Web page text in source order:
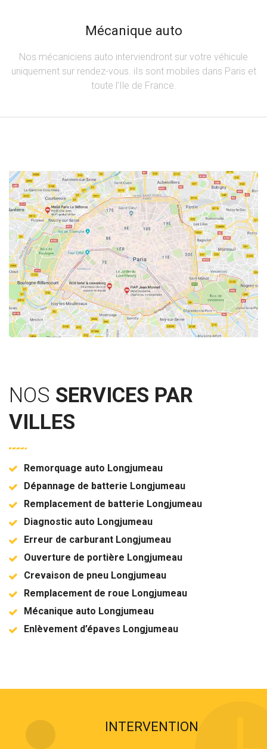
Mécanique auto
Nos mécaniciens auto interviendront sur votre véhicule
uniquement sur rendez-vous. iIs sont mobiles dans Paris et
toute l’Ile de France.
NOS SERVICES PAR
VILLES
Remorquage auto Longjumeau
Dépannage de batterie Longjumeau
Remplacement de batterie Longjumeau
Diagnostic auto Longjumeau
Erreur de carburant Longjumeau
Ouverture de portière Longjumeau
Crevaison de pneu Longjumeau
Remplacement de roue Longjumeau
Mécanique auto Longjumeau
Enlèvement d’épaves Longjumeau
INTERVENTION